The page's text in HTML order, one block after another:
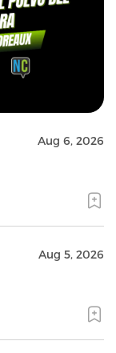
Aug 6, 2026
Aug 5, 2026